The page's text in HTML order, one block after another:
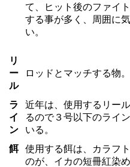
て、ヒット後のファイ
する事が多く、周囲に
い。
リ
ー
ル
ロッドとマッチする物。
ラ
イ
ン
近年は、使用するリー
るので３号以下のライ
いる。
餌
使用する餌は、カラフ
のが、イカの短冊紅染め